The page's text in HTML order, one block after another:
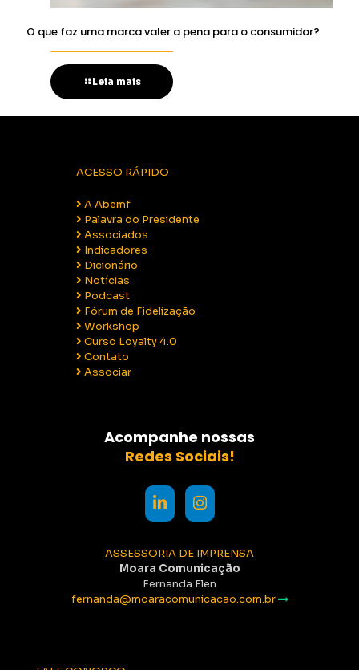
O que faz uma marca valer a pena para o consumidor?
Leia mais
ACESSO RÁPIDO
A Abemf
Palavra do Presidente
Associados
Indicadores
Dicionário
Notícias
Podcast
Fórum de Fidelização
Workshop
Curso Loyalty 4.0
Contato
Associar
Acompanhe nossas
Redes Sociais!
ASSESSORIA DE IMPRENSA
Moara Comunicação
Fernanda Elen
fernanda@moaracomunicacao.com.br